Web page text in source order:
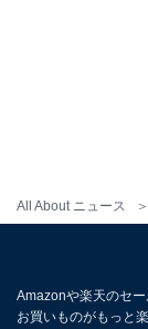
All About ニュース
HiKOKI(ハイ
Amazonや楽天のセ
お買いものがもっと